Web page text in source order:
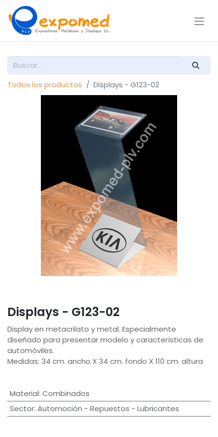
Todos los productos Displays - G123-02
Displays - G123-02
Display en metacrilato y metal. Especialmente
diseñado para presentar modelo y características de
automóviles.
Medidas: 34 cm. ancho X 34 cm. fondo X 110 cm. altura
Material: Combinados
Sector: Automoción - Repuestos - Lubricantes